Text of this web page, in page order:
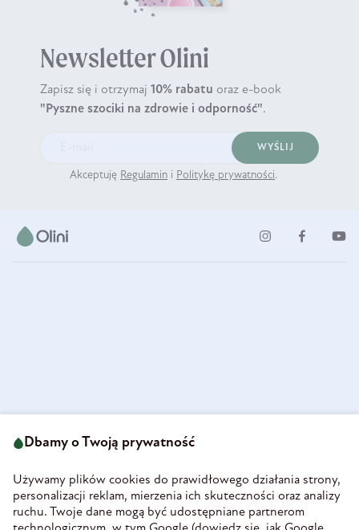
Newsletter Olini
Zapisz się i otrzymaj 10% rabatu oraz e-book
"Pyszne szociki na zdrowie i odporność".
WYŚLIJ
Akceptuję Regulamin i Politykę prywatności.
58-160 Świebodzice
REGON 890213034
INFORMACJE
Dbamy o Twoją prywatność
Używamy plików cookies do prawidłowego działania strony,
personalizacji reklam, mierzenia ich skuteczności oraz analizy
ruchu. Twoje dane mogą być udostępniane partnerom